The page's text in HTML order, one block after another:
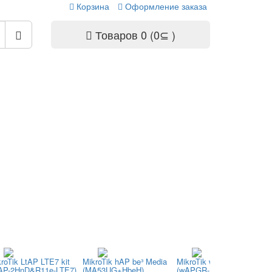
Корзина Оформление заказа
Товаров 0 (0⊆ )
LtAP LTE7 kit MikroTik hAP be³ Media MikroTik wAP ax LTE7 kit